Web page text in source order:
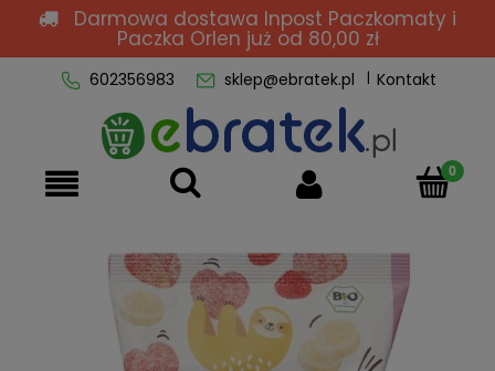
Darmowa dostawa Inpost Paczkomaty i
Paczka Orlen już od 80,00 zł
602356983 sklep@ebratek.pl Kontakt